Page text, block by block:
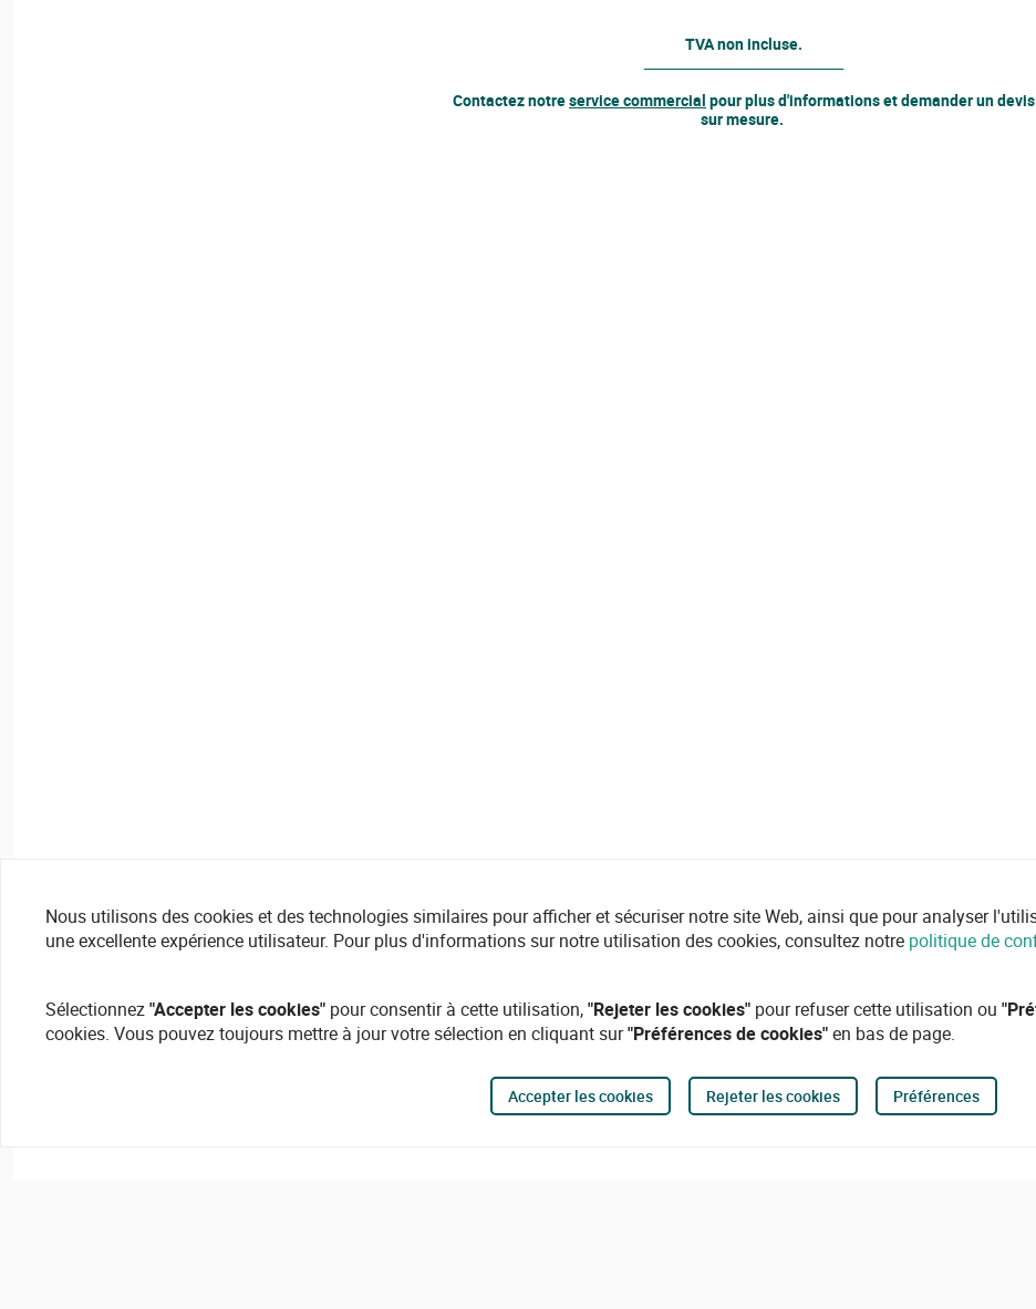
TVA non incluse.
Contactez notreservice commercial pour plus d'informations et demander un devis
sur mesure.
Nous utilisons des cookies et des technologies similaires pour afficher et sécuriser notre site Web, ainsi que pour analyser
une excellente expérience utilisateur. Pour plus d'informations sur notre utilisation des cookies, consultez notre politique de
Sélectionnez"Accepter les cookies" pour consentir à cette utilisation,"Rejeter les cookies" pour refuser cette utilisation ou
cookies. Vous pouvez toujours mettre à jour votre sélection en cliquant sur"Préférences de cookies"en bas de page.
Accepter les cookies Rejeter les cookies Préférences